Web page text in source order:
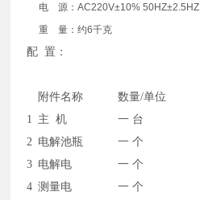
电 源：AC220V±10% 50HZ±2.5HZ
重 量：约6千克
配 置：
附件名称
数量/单位
1
主 机
一 台
2 电解池瓶
一 个
3 电解电
一 个
4 测量电
一 个